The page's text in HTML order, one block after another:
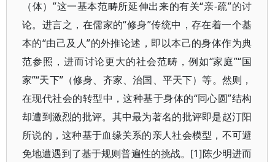
（体）”这一基本范畴所延伸出来的有关“亲-疏”的讨
论。进言之，在儒家的“修身”传统中，存在着一个基
本的“由己及人”的外推论述，即以本己的身体作为典
范参照，进而讨论更大的社会范畴，例如“家庭”“国
家”“天下”（修身、齐家、治国、平天下）等。然则，
在现代社会的转型中，这种基于身体的“同心圆”结构
却遭到激烈的批评。其中最为著名的批评即是赵汀阳
所说的，这种基于血缘关系的亲人社会模型，不可避
免地遭遇到了基于规则普遍性的挑战。[1]陈少明进而